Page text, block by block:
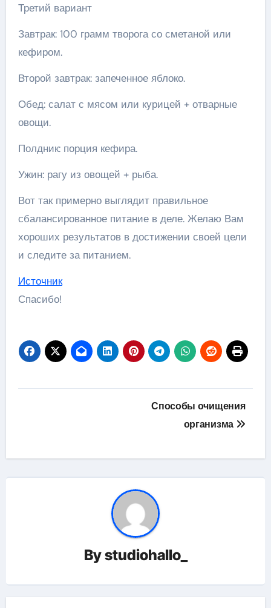
Третий вариант
Завтрак: 100 грамм творога со сметаной или
кефиром.
Второй завтрак: запеченное яблоко.
Обед: салат с мясом или курицей + отварные
овощи.
Полдник: порция кефира.
Ужин: рагу из овощей + рыба.
Вот так примерно выглядит правильное
сбалансированное питание в деле. Желаю Вам
хороших результатов в достижении своей цели
и следите за питанием.
Источник
Спасибо!
Способы очищения
организма
Bystudiohallo_